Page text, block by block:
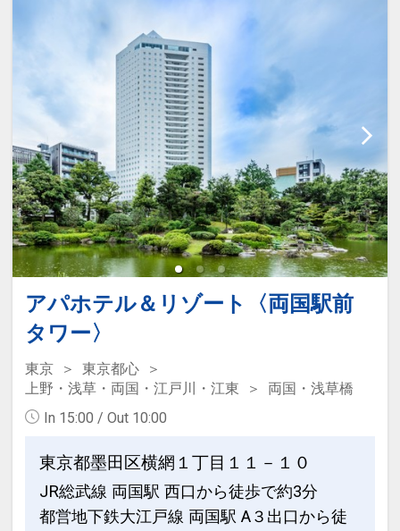
一であることが割引適用の条件となりま
ここがポイント！
●レイトチェックアウト 12：00までご滞
在ＯＫ！
（通常チェックアウト 10：00）
「食事なしプラン」と「朝食付プラン」
をご用意しています。
●「食事なしプラン」と「朝食付プラ
ン」を掲載しています。
※ご覧のページがどちらかを【食事条
件】
の項目でご確認のうえ、予約にお進
み下さい。
設定期間：2026年4月1日～2027年3月
インターネットコース番号：DP-1-
17398484
アパホテル＆リゾート〈両国駅前
タワー〉
東京
東京都心
上野・浅草・両国・江戸川・江東
両国・浅草橋
In 15:00 / Out 10:00
東京都墨田区横網１丁目１１－１０
JR総武線 両国駅 西口から徒歩で約3分
都営地下鉄大江戸線 両国駅 A３出口から徒